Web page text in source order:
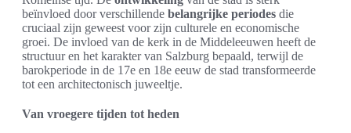
beïnvloed door verschillende belangrijke periodes die
cruciaal zijn geweest voor zijn culturele en economische
groei. De invloed van de kerk in de Middeleeuwen heeft de
structuur en het karakter van Salzburg bepaald, terwijl de
barokperiode in de 17e en 18e eeuw de stad transformeerde
tot een architectonisch juweeltje.
Van vroegere tijden tot heden